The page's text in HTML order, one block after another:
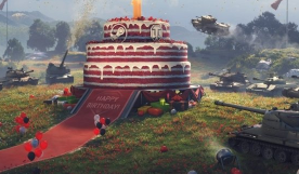
2022年最後の懺悔！ 「ストリートフ